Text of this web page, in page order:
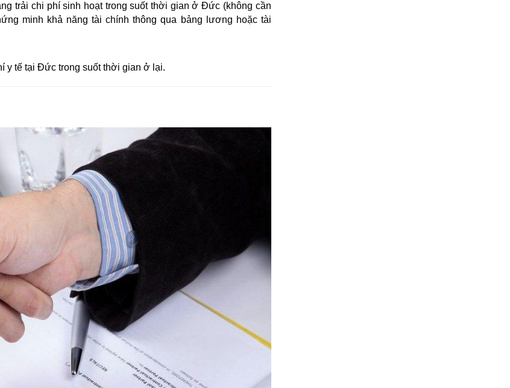
trải chi phí sinh hoạt trong suốt thời gian ở Đức (không cần
minh khả năng tài chính thông qua bảng lương hoặc tài
y tế tại Đức trong suốt thời gian ở lại.